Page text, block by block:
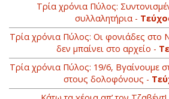
Τρία χρόνια Πύλος:
συλλαλητήρια -
Τρία χρόνια Πύλος: Οι φονιάδες στο
δεν μπαίνει στο αρχείο -
Τρία χρόνια Πύλος: 19/6, Βγαίνουμε
στους δολοφόνους -